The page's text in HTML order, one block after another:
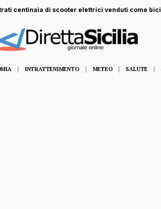
centinaia di scooter elettrici venduti come bici
INTRATTENIMENTO METEO SALUTE